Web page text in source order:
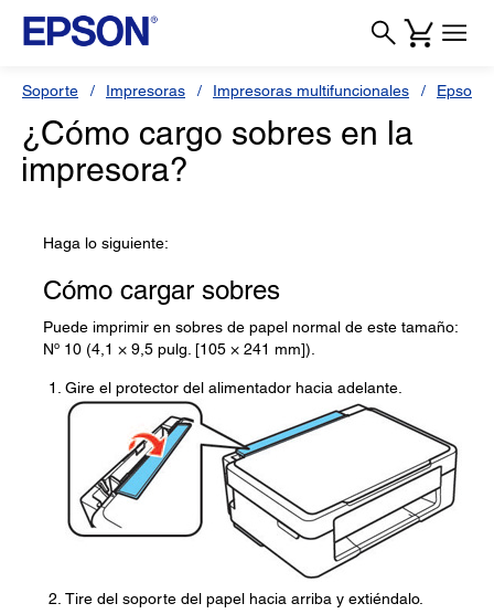
Soporte Impresoras Impresoras multifuncionales Epson
¿Cómo cargo sobres en la
impresora?
Haga lo siguiente:
Cómo cargar sobres
Puede imprimir en sobres de papel normal de este tamaño:
Nº 10 (4,1 × 9,5 pulg. [105 × 241 mm]).
Gire el protector del alimentador hacia adelante.
Tire del soporte del papel hacia arriba y extiéndalo.